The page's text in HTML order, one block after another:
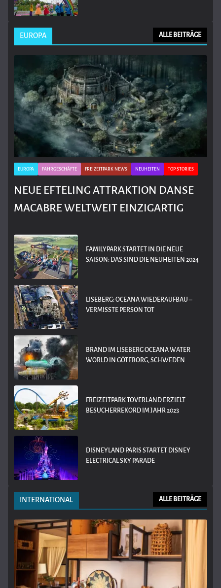
EUROPA ALLE BEITRÄGE
EUROPA FAHRGESCHÄFTE FREIZEITPARK NEWS NEUHEITEN TOP STORIES
NEUE EFTELING ATTRAKTION DANSE
MACABRE WELTWEIT EINZIGARTIG
FAMILYPARK STARTET IN DIE NEUE
SAISON: DAS SIND DIE NEUHEITEN 2024
LISEBERG: OCEANA WIEDERAUFBAU –
VERMISSTE PERSON TOT
BRAND IM LISEBERG OCEANA WATER
WORLD IN GÖTEBORG, SCHWEDEN
FREIZEITPARK TOVERLAND ERZIELT
BESUCHERREKORD IM JAHR 2023
DISNEYLAND PARIS STARTET DISNEY
ELECTRICAL SKY PARADE
INTERNATIONAL ALLE BEITRÄGE